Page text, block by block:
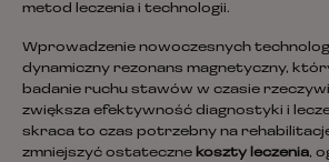
metod leczenia i technologii.
Wprowadzenie nowoczesnych
dynamiczny rezonans magnetyczny,
badanie ruchu stawów w czasie
zwiększa efektywność diagnostyki i
skraca to czas potrzebny na
zmniejszyć ostateczne koszty leczenia,